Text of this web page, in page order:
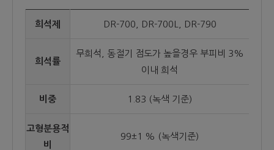
희석제 DR-700, DR-700L, DR-790
희석률
무희석, 동절기 점도가 높을경우 부피비 3%
이내 희석
비중 1.83 (녹색 기준)
고형분용적
비
99±1 % (녹색기준)